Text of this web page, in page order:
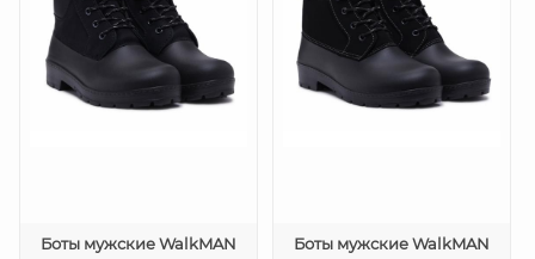
Боты мужские WalkMAN
Боты мужские WalkMAN